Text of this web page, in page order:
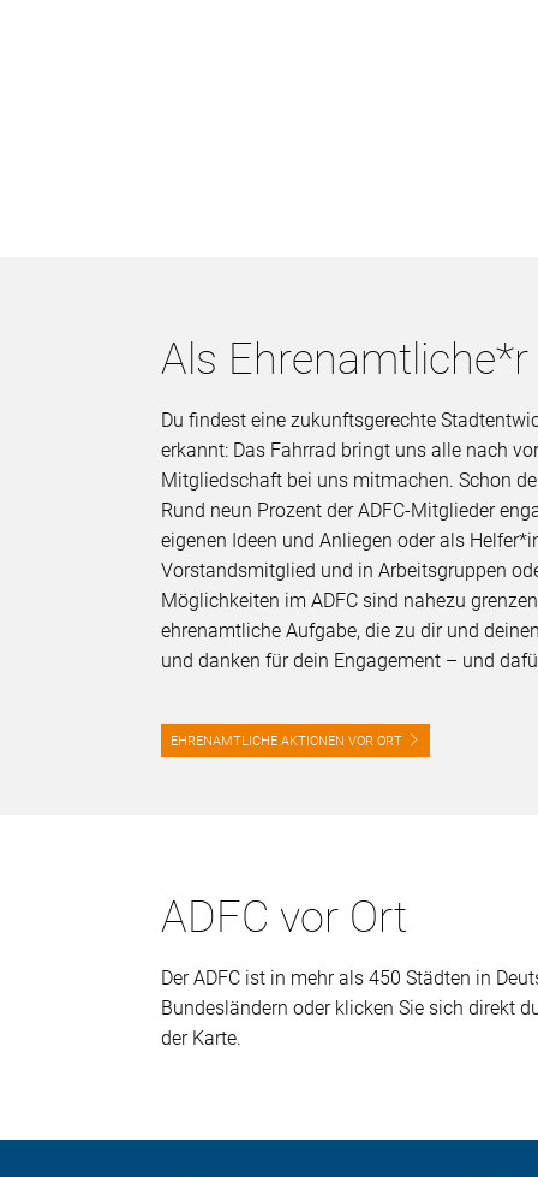
Als Ehrenamtliche*r
Du findest eine zukunftsgerechte
erkannt: Das Fahrrad bringt uns alle nach
Mitgliedschaft bei uns mitmachen. Schon
Rund neun Prozent der ADFC-Mitglieder
eigenen Ideen und Anliegen oder als
Vorstandsmitglied und in Arbeitsgruppen
Möglichkeiten im ADFC sind nahezu
ehrenamtliche Aufgabe, die zu dir und
und danken für dein Engagement – und
EHRENAMTLICHE AKTIONEN VOR ORT
ADFC vor Ort
Der ADFC ist in mehr als 450 Städten in
Bundesländern oder klicken Sie sich direkt
der Karte.